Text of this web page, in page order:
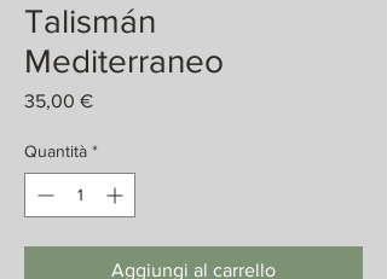
Talismán
Mediterraneo
35,00 €Prezzo
Quantità *
Aggiungi al carrello